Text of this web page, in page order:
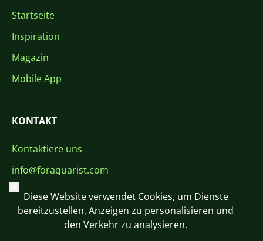
Startseite
Inspiration
Magazin
Mobile App
KONTAKT
Kontaktiere uns
info@foraquarist.com
+420 603 449 602
Schließen
Diese Website verwendet Cookies, um Dienste
bereitzustellen, Anzeigen zu personalisieren und
den Verkehr zu analysieren.